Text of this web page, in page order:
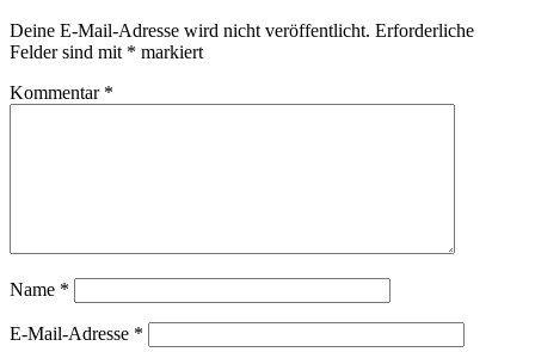
Deine E-Mail-Adresse wird nicht veröffentlicht. Erforderliche
Felder sind mit * markiert
Kommentar *
Name *
E-Mail-Adresse *